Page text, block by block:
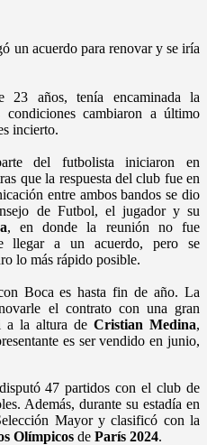
un acuerdo para renovar y se iría
23 años, tenía encaminada la
cambiaron a último
incierto.
del futbolista iniciaron en
que la respuesta del club fue en
entre ambos bandos se dio
de Futbol, el jugador y su
, en donde la reunión no fue
llegar a un acuerdo, pero se
lo más rápido posible.
Boca es hasta fin de año. La
el contrato con una gran
a la altura de Cristian Medina,
es ser vendido en junio,
47 partidos con el club de
Además, durante su estadía en
Mayor y clasificó con la
Olímpicos de París 2024.